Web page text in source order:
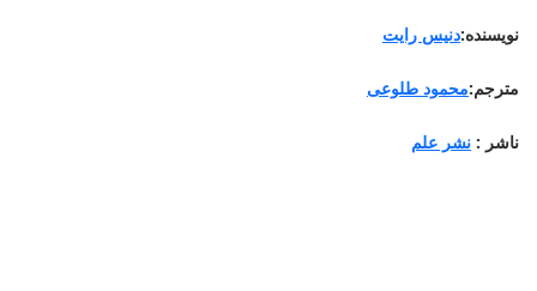
نویسنده:دنیس رایت
مترجم:محمود طلوعی
ناشر : نشر علم